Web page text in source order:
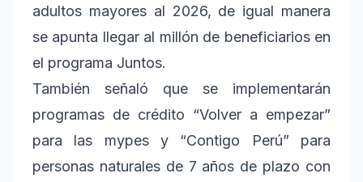
adultos mayores al 2026, de igual manera
se apunta llegar al millón de beneficiarios en
el programa Juntos.
También señaló que se implementarán
programas de crédito “Volver a empezar”
para las mypes y “Contigo Perú” para
personas naturales de 7 años de plazo con